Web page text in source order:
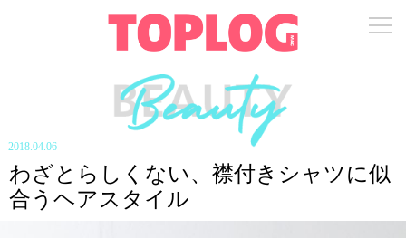
2018.04.06
わざとらしくない、襟付きシャツに似
合うヘアスタイル